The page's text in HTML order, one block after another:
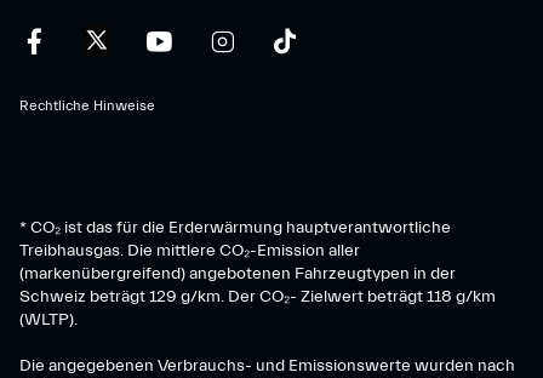
Rechtliche Hinweise
* CO₂ ist das für die Erderwärmung hauptverantwortliche
Treibhausgas. Die mittlere CO₂-Emission aller
(markenübergreifend) angebotenen Fahrzeugtypen in der
Schweiz beträgt 129 g/km. Der CO₂- Zielwert beträgt 118 g/km
(WLTP).
Die angegebenen Verbrauchs- und Emissionswerte wurden nach